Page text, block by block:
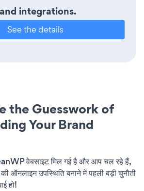
integrations.
See the details
the Guesswork of
Your Brand
वेबसाइट मिल गई है और आप चल रहे हैं,
ऑनलाइन उपस्थिति बनाने में पहली बड़ी चुनौती
हो!